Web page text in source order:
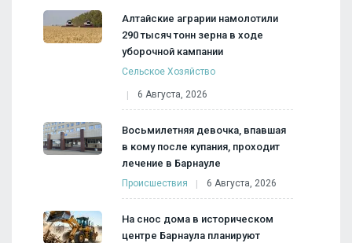
Алтайские аграрии намолотили
290 тысяч тонн зерна в ходе
уборочной кампании
Сельское Хозяйство
6 Августа, 2026
Восьмилетняя девочка, впавшая
в кому после купания, проходит
лечение в Барнауле
Происшествия 6 Августа, 2026
На снос дома в историческом
центре Барнаула планируют